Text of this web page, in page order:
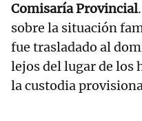
Comisaría Provincial
sobre la situación
fue trasladado al
lejos del lugar de los
la custodia